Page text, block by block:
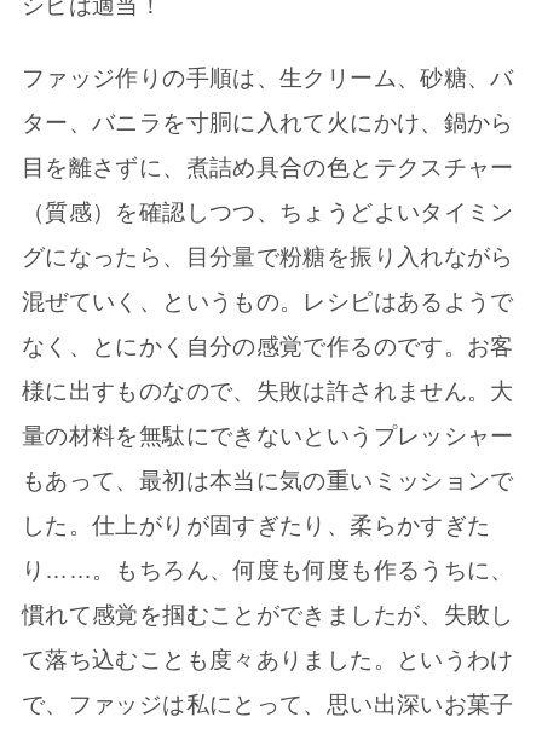
ファッジ作りの手順は、生クリーム、砂糖、バ
ター、バニラを寸胴に入れて火にかけ、鍋から
目を離さずに、煮詰め具合の色とテクスチャー
（質感）を確認しつつ、ちょうどよいタイミン
グになったら、目分量で粉糖を振り入れながら
混ぜていく、というもの。レシピはあるようで
なく、とにかく自分の感覚で作るのです。お客
様に出すものなので、失敗は許されません。大
量の材料を無駄にできないというプレッシャー
もあって、最初は本当に気の重いミッションで
した。仕上がりが固すぎたり、柔らかすぎた
り……。もちろん、何度も何度も作るうちに、
慣れて感覚を掴むことができましたが、失敗し
て落ち込むことも度々ありました。というわけ
で、ファッジは私にとって、思い出深いお菓子